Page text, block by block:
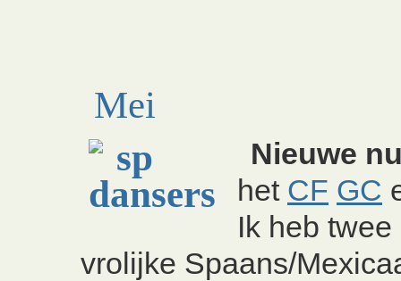
Mei
Nieuwe
het CF GC
Ik heb
vrolijke Spaans/